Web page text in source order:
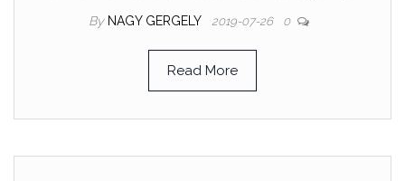
By NAGY GERGELY 2019-07-26 0
Read More